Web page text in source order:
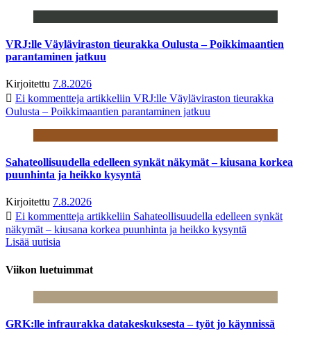
VRJ:lle Väyläviraston tieurakka Oulusta – Poikkimaantien
parantaminen jatkuu
Kirjoitettu 7.8.2026
Ei kommentteja artikkeliin VRJ:lle Väyläviraston tieurakka
Oulusta – Poikkimaantien parantaminen jatkuu
Sahateollisuudella edelleen synkät näkymät – kiusana korkea
puunhinta ja heikko kysyntä
Kirjoitettu 7.8.2026
Ei kommentteja artikkeliin Sahateollisuudella edelleen synkät
näkymät – kiusana korkea puunhinta ja heikko kysyntä
Lisää uutisia
Viikon luetuimmat
GRK:lle infraurakka datakeskuksesta – työt jo käynnissä